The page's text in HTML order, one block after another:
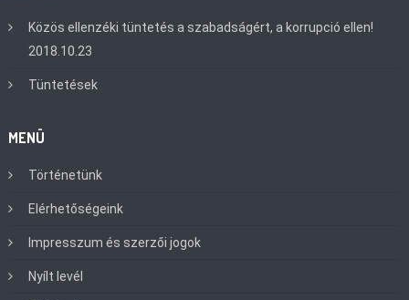
Közös ellenzéki tüntetés a szabadságért, a korrupció ellen!
2018.10.23
Tüntetések
MENÜ
Történetünk
Elérhetőségeink
Impresszum és szerzői jogok
Nyílt levél